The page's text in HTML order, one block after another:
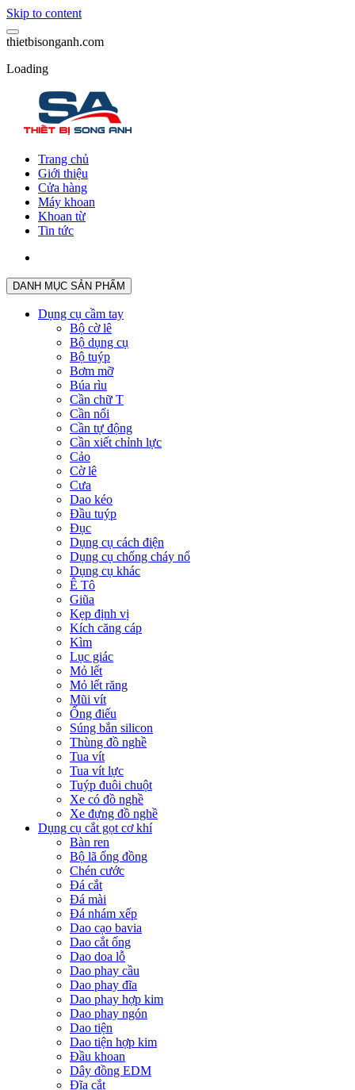
Skip to content
thietbisonganh.com
Loading
Trang chủ
Giới thiệu
Cửa hàng
Máy khoan
Khoan từ
Tin tức
DANH MỤC SẢN PHẨM
Dụng cụ cầm tay
Bộ cờ lê
Bộ dụng cụ
Bộ tuýp
Bơm mỡ
Búa rìu
Cần chữ T
Cần nối
Cần tự động
Cần xiết chỉnh lực
Cảo
Cờ lê
Cưa
Dao kéo
Đầu tuýp
Đục
Dụng cụ cách điện
Dụng cụ chống cháy nổ
Dụng cụ khác
Ê Tô
Giũa
Kẹp định vị
Kích căng cáp
Kìm
Lục giác
Mỏ lết
Mỏ lết răng
Mũi vít
Ống điếu
Súng bắn silicon
Thùng đồ nghề
Tua vít
Tua vít lực
Tuýp đuôi chuột
Xe có đồ nghề
Xe đựng đồ nghề
Dụng cụ cắt gọt cơ khí
Bàn ren
Bộ lã ống đồng
Chén cước
Đá cắt
Đá mài
Đá nhám xếp
Dao cạo bavia
Dao cắt ống
Dao doa lỗ
Dao phay cầu
Dao phay đĩa
Dao phay hợp kim
Dao phay ngón
Dao tiện
Dao tiện hợp kim
Đầu khoan
Dây đồng EDM
Đĩa cắt